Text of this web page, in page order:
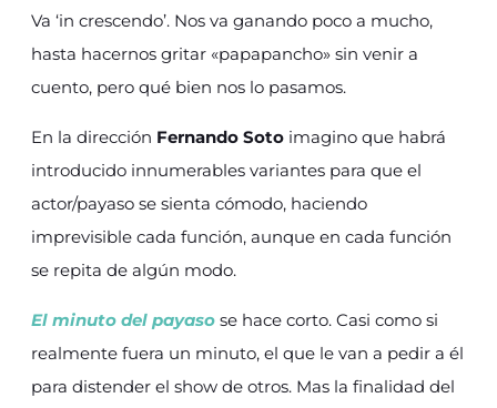
Va ‘in crescendo’. Nos va ganando poco a mucho,
hasta hacernos gritar «papapancho» sin venir a
cuento, pero qué bien nos lo pasamos.
En la dirección Fernando Soto imagino que habrá
introducido innumerables variantes para que el
actor/payaso se sienta cómodo, haciendo
imprevisible cada función, aunque en cada función
se repita de algún modo.
El minuto del payaso se hace corto. Casi como si
realmente fuera un minuto, el que le van a pedir a él
para distender el show de otros. Mas la finalidad del